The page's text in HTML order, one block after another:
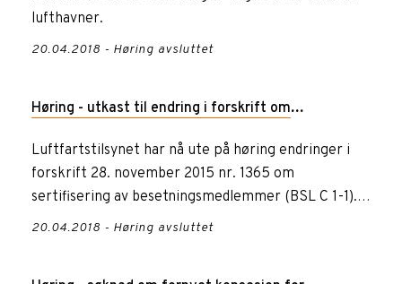
lufthavner.
20.04.2018 - Høring avsluttet
Høring - utkast til endring i forskrift om
gjennomføring av forordning (EU) 2011-1178 -
forskrift om sertifisering av besetningsmedlemmer
Luftfartstilsynet har nå ute på høring endringer i
forskrift 28. november 2015 nr. 1365 om
sertifisering av besetningsmedlemmer (BSL C 1-1).
Endringene gjelder mu...
20.04.2018 - Høring avsluttet